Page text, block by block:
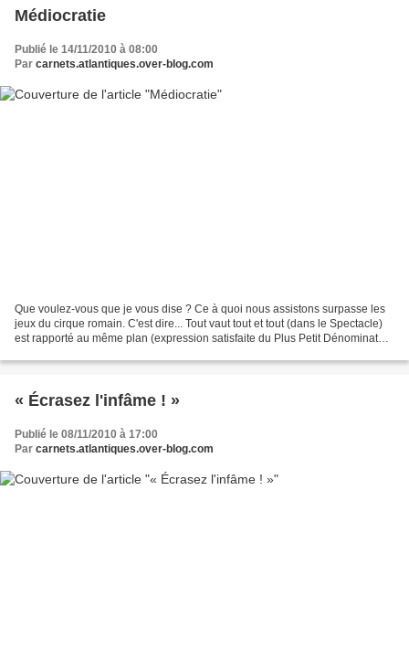
Médiocratie
Publié le 14/11/2010 à 08:00
Par carnets.atlantiques.over-blog.com
Que voulez-vous que je vous dise ? Ce à quoi nous assistons surpasse les
jeux du cirque romain. C'est dire... Tout vaut tout et tout (dans le Spectacle)
est rapporté au même plan (expression satisfaite du Plus Petit Dénominateur
« Écrasez l'infâme ! »
Publié le 08/11/2010 à 17:00
Par carnets.atlantiques.over-blog.com